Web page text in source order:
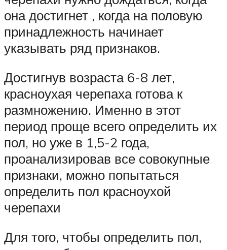
она достигнет , когда на половую
принадлежность начинает
указывать ряд признаков.
Достигнув возраста 6-8 лет,
красноухая черепаха готова к
размножению. Именно в этот
период проще всего определить их
пол, но уже в 1,5-2 года,
проанализировав все совокупные
признаки, можно попытаться
определить пол красноухой
черепахи
Для того, чтобы определить пол,